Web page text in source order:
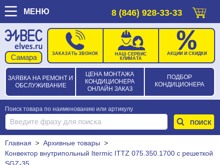
МЕНЮ 8 (846) 928-33-33
ЗАЯВКА НА РЕМОНТ И
ОБСЛУЖИВАНИЕ
ЦЕНА МОНТАЖА
КОНДИЦИОНЕРА
ОНЛАЙН ЗАКАЗ
ПОДБОР
КОНДИЦИОНЕРА
ЗАКАЗАТЬ ЗВОНОК
НАШ СЕРВИС
КЛИМАТА
АКЦИИ И СКИДКИ
Поиск товара по наименованию или артикулу
Главная > Архивные товары >
Конвектор внутрипольный Itermic ITTZ 075.350.1700 с решеткой